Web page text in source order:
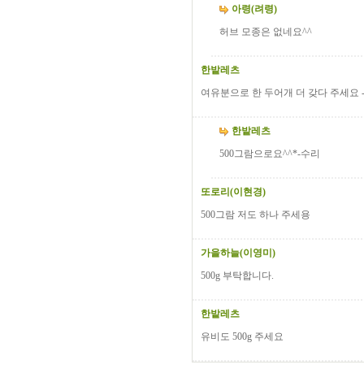
아령(려령)
허브 모종은 없네요^^
한밭레츠
여유분으로 한 두어개 더 갖다 주세요
한밭레츠
500그람으로요^^*-수리
또로리(이현경)
500그람 저도 하나 주세용
가을하늘(이영미)
500g 부탁합니다.
한밭레츠
유비도 500g 주세요